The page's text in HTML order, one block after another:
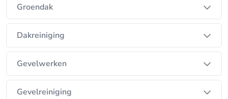
Groendak
Dakreiniging
Gevelwerken
Gevelreiniging